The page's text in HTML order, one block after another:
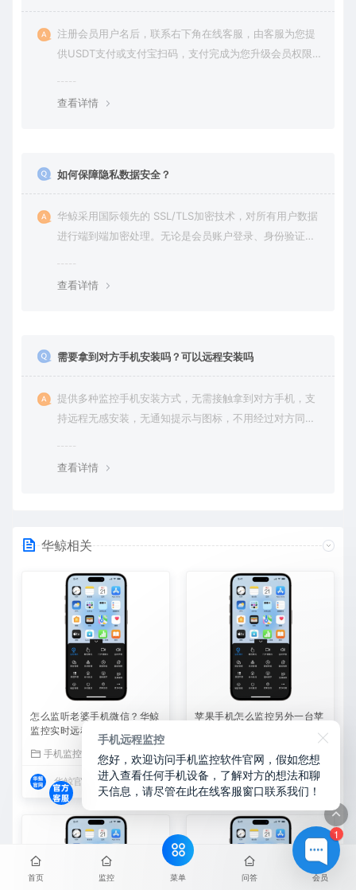
注册会员用户名后，联系右下角在线客服，由客服为您提
供USDT支付或支付宝扫码，支付完成为您升级会员权限后
查看详情
如何保障隐私数据安全？
华鲸采用国际领先的 SSL/TLS加密技术，对所有用户数据
进行端到端加密处理。无论是会员账户登录、身份验证还
查看详情
需要拿到对方手机安装吗？可以远程安装吗
提供多种监控手机安装方式，无需接触拿到对方手机，支
持远程无感安装，无通知提示与图标，不用经过对方同意
查看详情
华鲸相关
怎么监听老婆手机微信？华鲸
监控实时远程查看微信聊天记
手机监控
华鲸官网 4900元
苹果手机怎么监控另外一台苹
手机监控
华鲸官网 4900元
首页 监控 菜单 问答 会员
1
手机远程监控
您好，欢迎访问手机监控软件官网，假如您想
进入查看任何手机设备，了解对方的想法和聊
天信息，请尽管在此在线客服窗口联系我们！